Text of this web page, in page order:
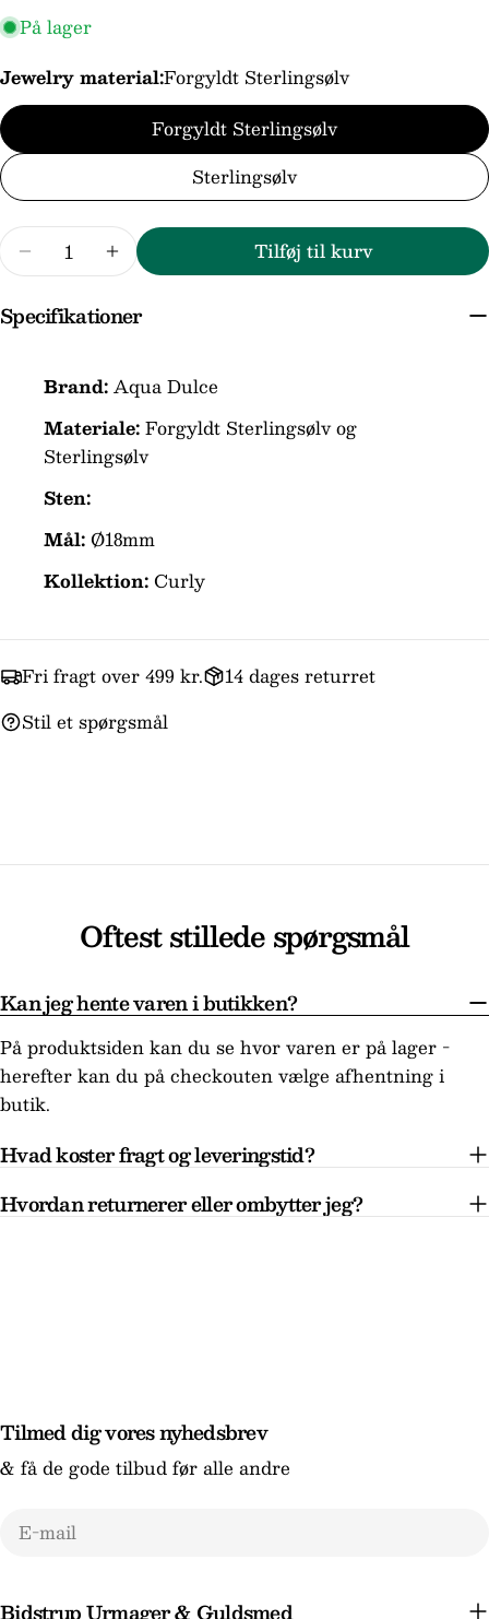
På lager
Jewelry material:Forgyldt Sterlingsølv
Forgyldt Sterlingsølv
Sterlingsølv
Reducer mængden for Aqua Dulce Curly
Forøg mængden for Aqua Dulce
Tilføj til kurv
Specifikationer
Brand:Aqua Dulce
Materiale:Forgyldt Sterlingsølv og
Sterlingsølv
Sten:
Mål: Ø18mm
Kollektion: Curly
Fri fragt over 499 kr.
14 dages returret
Stil et spørgsmål
Stil et spørgsmål
Din
email
Din
telefon
Felterne markeret med * er obligatoriske.
Oftest stillede spørgsmål
Kan jeg hente varen i butikken?
På produktsiden kan du se hvor varen er på lager -
herefter kan du på checkouten vælge afhentning i
butik.
Hvad koster fragt og leveringstid?
Hvordan returnerer eller ombytter jeg?
Bidstrup Urmager & Guldsmed
Tilmed dig vores nyhedsbrev
& få de gode tilbud før alle andre
E-